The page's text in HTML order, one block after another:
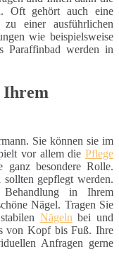
Oft gehört auch eine
einer ausführlichen
wie beispielsweise
Paraffinbad werden in
Ihrem
Sie können sie im
vor allem die Pflege
ganz besondere Rolle.
gepflegt werden.
in Ihrem
Nägel. Tragen Sie
Nägelnbei und
von Kopf bis Fuß. Ihre
Anfragen gerne